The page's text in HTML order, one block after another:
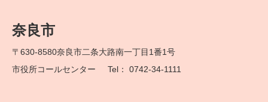
奈良市
〒630-8580奈良市二条大路南一丁目1番1号
市役所コールセンター
Tel： 0742-34-1111